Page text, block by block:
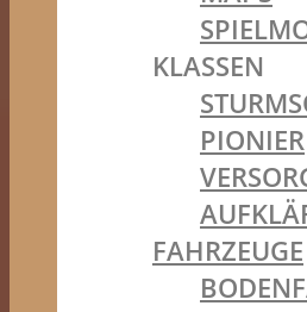
KLASSEN
PIONIER
FAHRZEUGE